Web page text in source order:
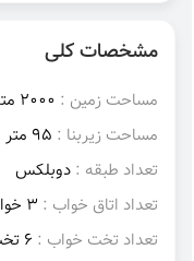
مشخصات کلی
مساحت زمین : 2000 متر
مساحت زیربنا : 95 متر
تعداد طبقه : دوبلکس
تعداد اتاق خواب : 3 خواب
تعداد تخت خواب : 6 تخت